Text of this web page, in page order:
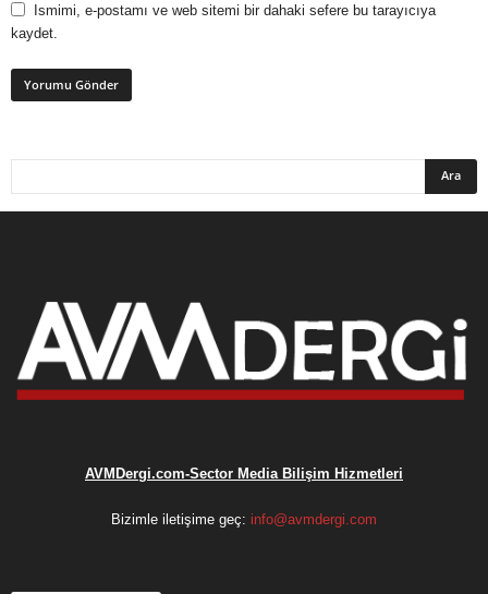
Ismimi, e-postamı ve web sitemi bir dahaki sefere bu tarayıcıya
kaydet.
AVMDergi.com-Sector Media Bilişim Hizmetleri
Bizimle iletişime geç: info@avmdergi.com